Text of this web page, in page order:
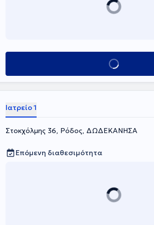
Κλείσε ραντεβού
Ιατρείο 1
Στοκχόλμης 36, Ρόδος, ΔΩΔΕΚΑΝΗΣΑ
Επόμενη διαθεσιμότητα